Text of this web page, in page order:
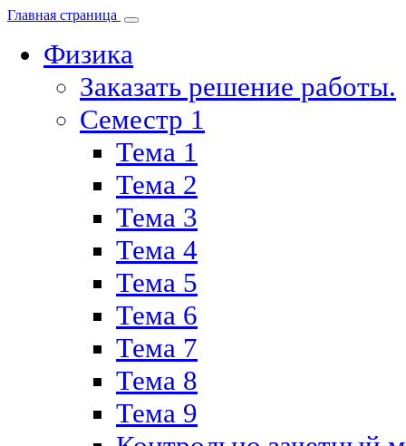
Главная страница
Физика
Заказать решение работы.
Семестр 1
Тема 1
Тема 2
Тема 3
Тема 4
Тема 5
Тема 6
Тема 7
Тема 8
Тема 9